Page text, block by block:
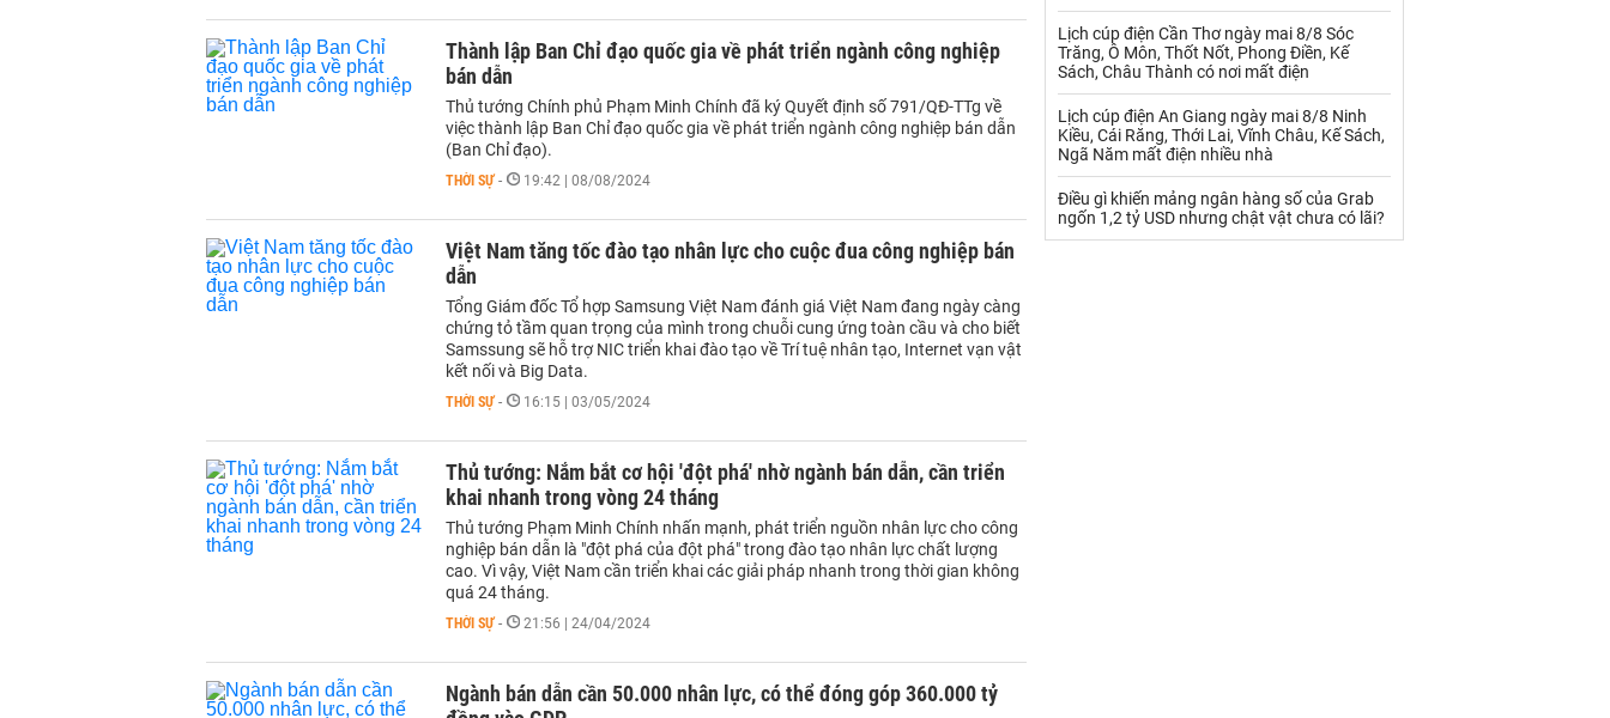
Thành lập Ban Chỉ đạo quốc gia về phát triển ngành công nghiệp
bán dẫn
Thủ tướng Chính phủ Phạm Minh Chính đã ký Quyết định số 791/QĐ-TTg về
việc thành lập Ban Chỉ đạo quốc gia về phát triển ngành công nghiệp bán dẫn
(Ban Chỉ đạo).
THỜI SỰ - 19:42 | 08/08/2024
Việt Nam tăng tốc đào tạo nhân lực cho cuộc đua công nghiệp bán
dẫn
Tổng Giám đốc Tổ hợp Samsung Việt Nam đánh giá Việt Nam đang ngày càng
chứng tỏ tầm quan trọng của mình trong chuỗi cung ứng toàn cầu và cho biết
Samssung sẽ hỗ trợ NIC triển khai đào tạo về Trí tuệ nhân tạo, Internet vạn vật
kết nối và Big Data.
THỜI SỰ - 16:15 | 03/05/2024
Thủ tướng: Nắm bắt cơ hội 'đột phá' nhờ ngành bán dẫn, cần triển
khai nhanh trong vòng 24 tháng
Thủ tướng Phạm Minh Chính nhấn mạnh, phát triển nguồn nhân lực cho công
nghiệp bán dẫn là "đột phá của đột phá" trong đào tạo nhân lực chất lượng
cao. Vì vậy, Việt Nam cần triển khai các giải pháp nhanh trong thời gian không
quá 24 tháng.
THỜI SỰ - 21:56 | 24/04/2024
Ngành bán dẫn cần 50.000 nhân lực, có thể đóng góp 360.000 tỷ
Xăng dầu
Xi măng - Clynker
Lịch cúp điện Cần Thơ ngày mai 8/8 Sóc
Trăng, Ô Môn, Thốt Nốt, Phong Điền, Kế
Sách, Châu Thành có nơi mất điện
Lịch cúp điện An Giang ngày mai 8/8 Ninh
Kiều, Cái Răng, Thới Lai, Vĩnh Châu, Kế Sách,
Ngã Năm mất điện nhiều nhà
Điều gì khiến mảng ngân hàng số của Grab
ngốn 1,2 tỷ USD nhưng chật vật chưa có lãi?